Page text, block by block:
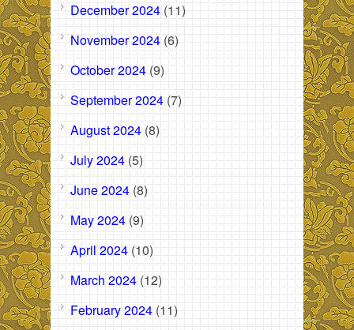
December 2024 (11)
November 2024 (6)
October 2024 (9)
September 2024 (7)
August 2024 (8)
July 2024 (5)
June 2024 (8)
May 2024 (9)
April 2024 (10)
March 2024 (12)
February 2024 (11)